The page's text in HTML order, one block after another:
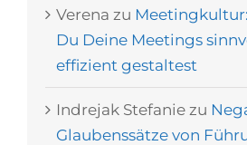
Verena zu
Du Deine Meetings
effizient gestaltest
Indrejak Stefanie zu
Glaubenssätze von